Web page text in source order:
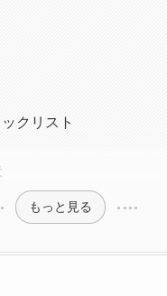
クリスト
もっと見る